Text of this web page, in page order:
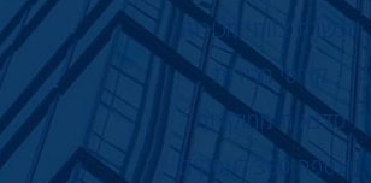
הכשרת צוותי מכירות
קורסי מכירות
סדנאות ממוקדות
מעטפת 360 לעסקים